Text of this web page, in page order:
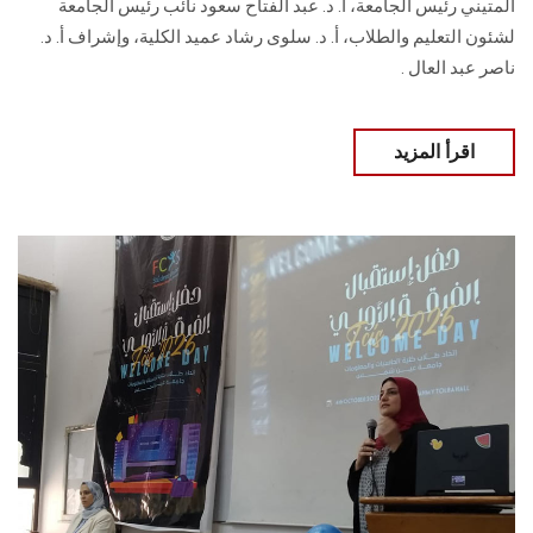
المتيني رئيس الجامعة، أ. د. عبد الفتاح سعود نائب رئيس الجامعة
لشئون التعليم والطلاب، أ. د. سلوى رشاد عميد الكلية، وإشراف أ. د.
ناصر عبد العال .
اقرأ المزيد